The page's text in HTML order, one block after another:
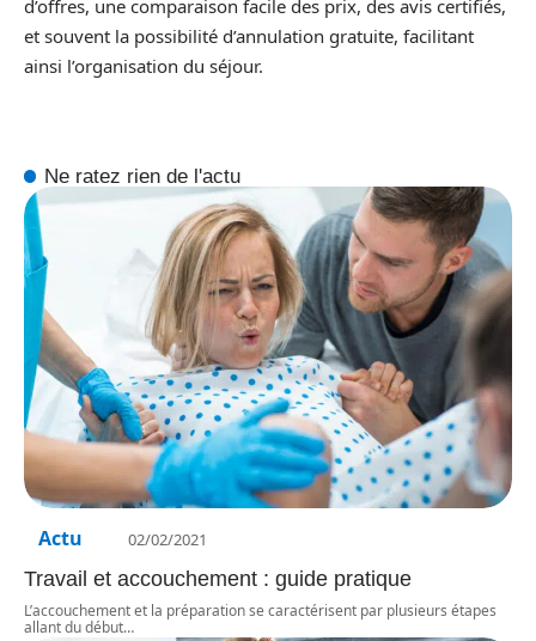
d’offres, une comparaison facile des prix, des avis certifiés,
et souvent la possibilité d’annulation gratuite, facilitant
ainsi l’organisation du séjour.
Ne ratez rien de l'actu
Actu 02/02/2021
Travail et accouchement : guide pratique
L’accouchement et la préparation se caractérisent par plusieurs étapes
allant du début…